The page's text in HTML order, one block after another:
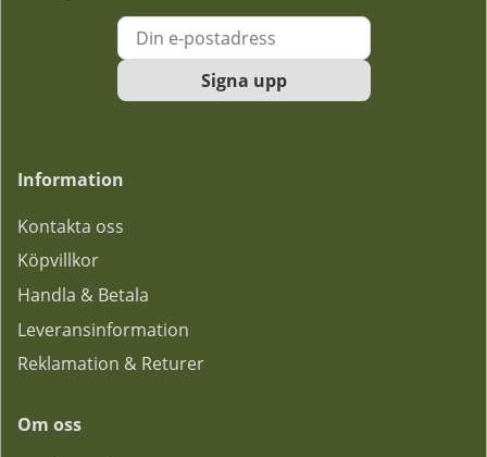
Signa upp
Information
Kontakta oss
Köpvillkor
Handla & Betala
Leveransinformation
Reklamation & Returer
Om oss